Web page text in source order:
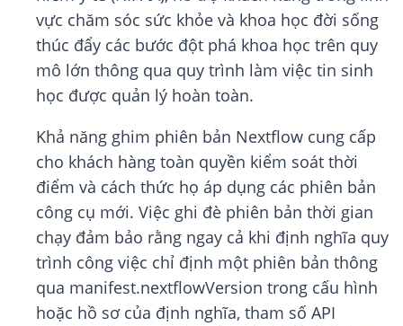
vực chăm sóc sức khỏe và khoa học đời sống
thúc đẩy các bước đột phá khoa học trên quy
mô lớn thông qua quy trình làm việc tin sinh
học được quản lý hoàn toàn.
Khả năng ghim phiên bản Nextflow cung cấp
cho khách hàng toàn quyền kiểm soát thời
điểm và cách thức họ áp dụng các phiên bản
công cụ mới. Việc ghi đè phiên bản thời gian
chạy đảm bảo rằng ngay cả khi định nghĩa quy
trình công việc chỉ định một phiên bản thông
qua manifest.nextflowVersion trong cấu hình
hoặc hồ sơ của định nghĩa, tham số API